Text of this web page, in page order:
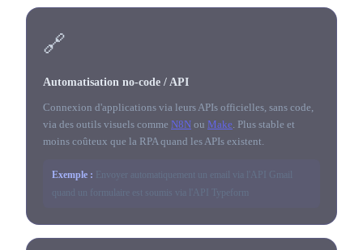
🔗
Automatisation no-code / API
Connexion d'applications via leurs APIs officielles, sans code,
via des outils visuels comme N8N ou Make. Plus stable et
moins coûteux que la RPA quand les APIs existent.
Exemple : Envoyer automatiquement un email via l'API Gmail
quand un formulaire est soumis via l'API Typeform